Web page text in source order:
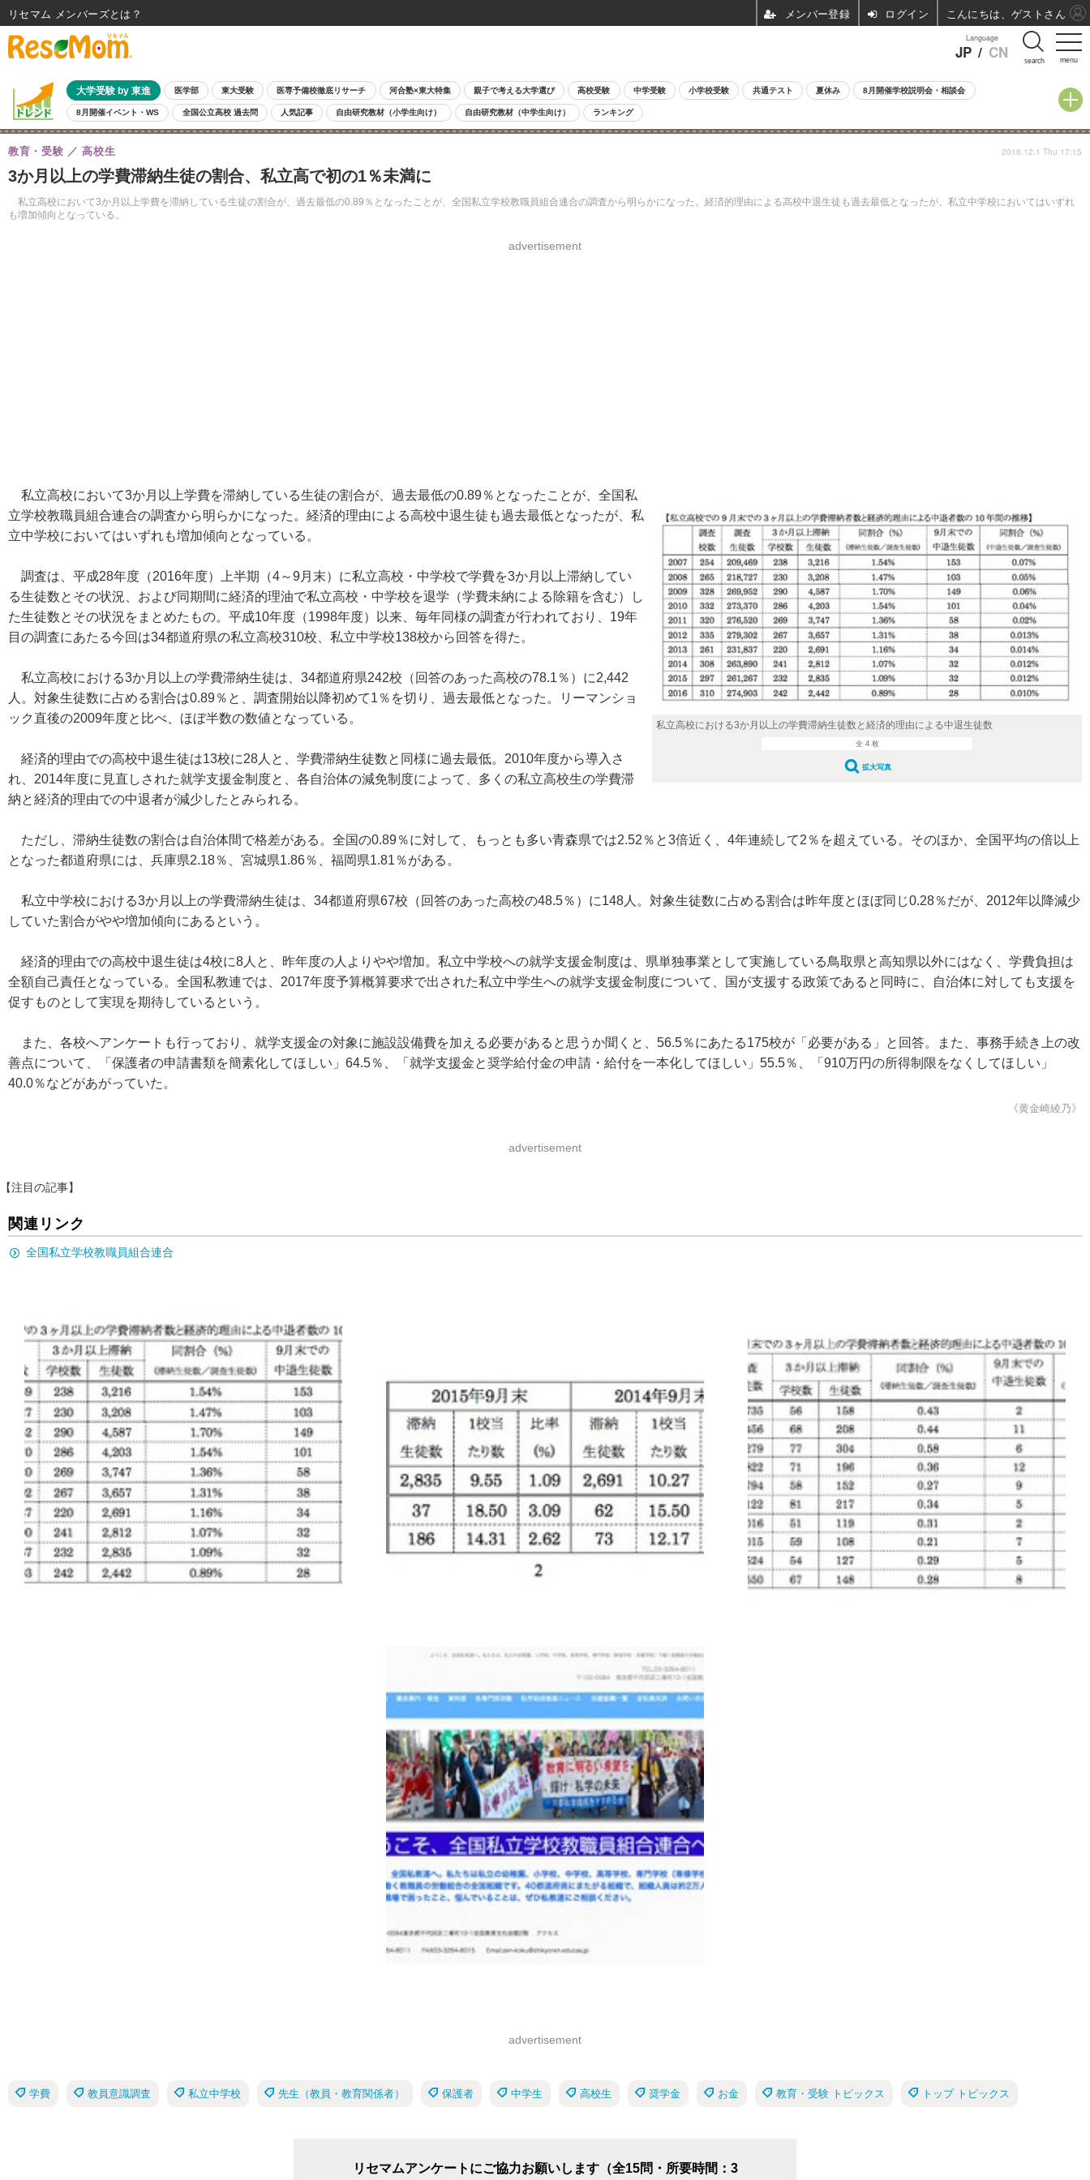
menu
Language
JP / CN search
大学受験 by 東進 医学部 東大受験 医専予備校徹底リサーチ 河合塾×東大特集 親子で考える大学選び 高校受験 中学受験 小学校受験 共通テスト 夏休み 8月開催学校説明会・相談会
8月開催イベント・WS 全国公立高校 過去問 人気記事 自由研究教材（小学生向け） 自由研究教材（中学生向け） ランキング
3か月以上の学費滞納生徒の割合、私立高で初の1％未満に
私立高校において3か月以上学費を滞納している生徒の割合が、過去最低の0.89％となったことが、全国私立学校教職員組合連合の調査から明らかになった。経済的理由による高校中退生徒も過去最低となったが、私立中学校においてはいずれ
も増加傾向となっている。
教育・受験 高校生
advertisement
2016.12.1 Thu 17:15
私立高校における3か月以上の学費滞納生徒数と経済的理由による中退生徒数
全 4 枚
拡大写真
私立高校において3か月以上学費を滞納している生徒の割合が、過去最低の0.89％となったことが、全国私
立学校教職員組合連合の調査から明らかになった。経済的理由による高校中退生徒も過去最低となったが、私
立中学校においてはいずれも増加傾向となっている。
調査は、平成28年度（2016年度）上半期（4～9月末）に私立高校・中学校で学費を3か月以上滞納してい
る生徒数とその状況、および同期間に経済的理油で私立高校・中学校を退学（学費未納による除籍を含む）し
た生徒数とその状況をまとめたもの。平成10年度（1998年度）以来、毎年同様の調査が行われており、19年
目の調査にあたる今回は34都道府県の私立高校310校、私立中学校138校から回答を得た。
私立高校における3か月以上の学費滞納生徒は、34都道府県242校（回答のあった高校の78.1％）に2,442
人。対象生徒数に占める割合は0.89％と、調査開始以降初めて1％を切り、過去最低となった。リーマンショ
ック直後の2009年度と比べ、ほぼ半数の数値となっている。
経済的理由での高校中退生徒は13校に28人と、学費滞納生徒数と同様に過去最低。2010年度から導入さ
れ、2014年度に見直しされた就学支援金制度と、各自治体の減免制度によって、多くの私立高校生の学費滞
納と経済的理由での中退者が減少したとみられる。
ただし、滞納生徒数の割合は自治体間で格差がある。全国の0.89％に対して、もっとも多い青森県では2.52％と3倍近く、4年連続して2％を超えている。そのほか、全国平均の倍以上
となった都道府県には、兵庫県2.18％、宮城県1.86％、福岡県1.81％がある。
私立中学校における3か月以上の学費滞納生徒は、34都道府県67校（回答のあった高校の48.5％）に148人。対象生徒数に占める割合は昨年度とほぼ同じ0.28％だが、2012年以降減少
していた割合がやや増加傾向にあるという。
経済的理由での高校中退生徒は4校に8人と、昨年度の人よりやや増加。私立中学校への就学支援金制度は、県単独事業として実施している鳥取県と高知県以外にはなく、学費負担は
全額自己責任となっている。全国私教連では、2017年度予算概算要求で出された私立中学生への就学支援金制度について、国が支援する政策であると同時に、自治体に対しても支援を
促すものとして実現を期待しているという。
また、各校へアンケートも行っており、就学支援金の対象に施設設備費を加える必要があると思うか聞くと、56.5％にあたる175校が「必要がある」と回答。また、事務手続き上の改
善点について、「保護者の申請書類を簡素化してほしい」64.5％、「就学支援金と奨学給付金の申請・給付を一本化してほしい」55.5％、「910万円の所得制限をなくしてほしい」
40.0％などがあがっていた。
《黄金崎綾乃》
advertisement
【注目の記事】
関連リンク
全国私立学校教職員組合連合
advertisement
学費 教員意識調査 私立中学校 先生（教員・教育関係者） 保護者 中学生 高校生 奨学金 お金 教育・受験 トピックス トップ トピックス
リセマムアンケートにご協力お願いします（全15問・所要時間：3
リセマム メンバーズ ログイン こんにちは、ゲストさん